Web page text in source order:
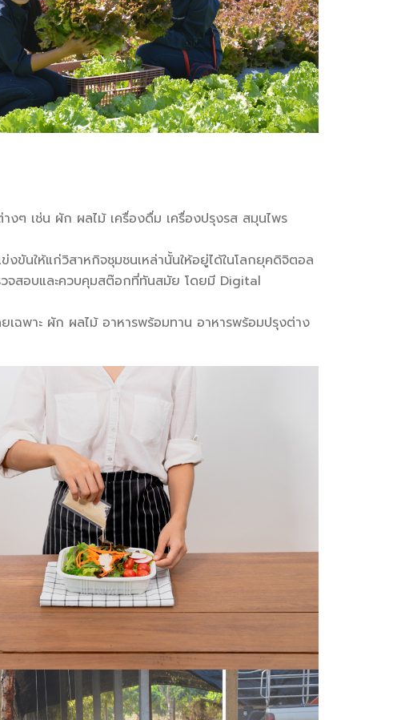
งๆ เช่น ผัก ผลไม้ เครื่องดื่ม เครื่องปรุงรส สมุนไพร
ขันให้แก่วิสาหกิจชุมชนเหล่านั้นให้อยู่ได้ในโลกยุคดิจิตอล
วจสอบและควบคุมสต๊อกที่ทันสมัย โดยมี Digital
เฉพาะ ผัก ผลไม้ อาหารพร้อมทาน อาหารพร้อมปรุงต่าง